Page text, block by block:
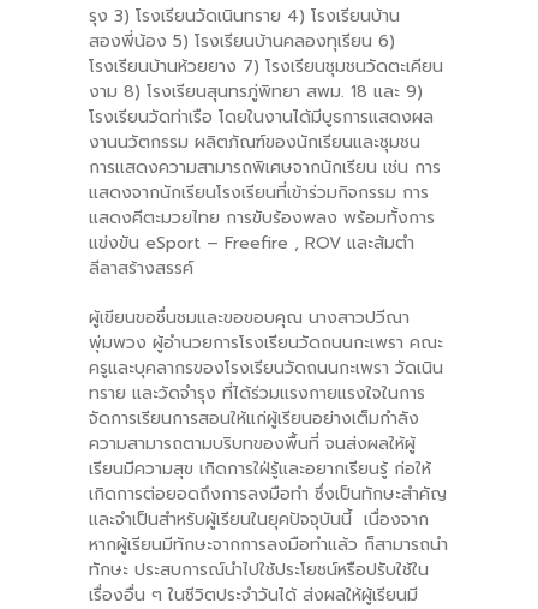
รุง 3) โรงเรียนวัดเนินทราย 4) โรงเรียนบ้าน
สองพี่น้อง 5) โรงเรียนบ้านคลองทุเรียน 6)
โรงเรียนบ้านห้วยยาง 7) โรงเรียนชุมชนวัดตะเคียน
งาม 8) โรงเรียนสุนทรภู่พิทยา สพม. 18 และ 9)
โรงเรียนวัดท่าเรือ โดยในงานได้มีบูธการแสดงผล
งานนวัตกรรม ผลิตภัณฑ์ของนักเรียนและชุมชน
การแสดงความสามารถพิเศษจากนักเรียน เช่น การ
แสดงจากนักเรียนโรงเรียนที่เข้าร่วมกิจกรรม การ
แสดงคีตะมวยไทย การขับร้องพลง พร้อมทั้งการ
แข่งขัน eSport – Freefire , ROV และส้มตำ
ลีลาสร้างสรรค์
ผู้เขียนขอชื่นชมและขอขอบคุณ นางสาวปวีณา
พุ่มพวง ผู้อำนวยการโรงเรียนวัดถนนกะเพรา คณะ
ครูและบุคลากรของโรงเรียนวัดถนนกะเพรา วัดเนิน
ทราย และวัดจำรุง ที่ได้ร่วมแรงกายแรงใจในการ
จัดการเรียนการสอนให้แก่ผู้เรียนอย่างเต็มกำลัง
ความสามารถตามบริบทของพื้นที่ จนส่งผลให้ผู้
เรียนมีความสุข เกิดการใฝ่รู้และอยากเรียนรู้ ก่อให้
เกิดการต่อยอดถึงการลงมือทำ ซึ่งเป็นทักษะสำคัญ
และจำเป็นสำหรับผู้เรียนในยุคปัจจุบันนี้ เนื่องจาก
หากผู้เรียนมีทักษะจากการลงมือทำแล้ว ก็สามารถนำ
ทักษะ ประสบการณ์นำไปใช้ประโยชน์หรือปรับใช้ใน
เรื่องอื่น ๆ ในชีวิตประจำวันได้ ส่งผลให้ผู้เรียนมี